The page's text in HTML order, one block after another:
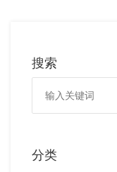
搜索
分类